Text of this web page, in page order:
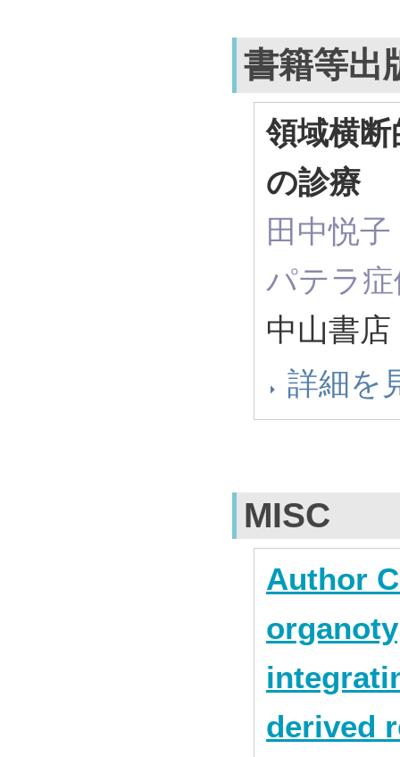
書籍等出
領域横
の診療
田中悦
パテラ
中山書
詳細を
MISC
Author
derived